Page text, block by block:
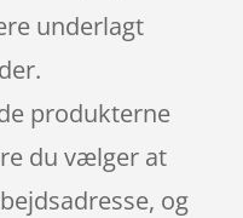
underlagt
produkterne
du vælger at
og